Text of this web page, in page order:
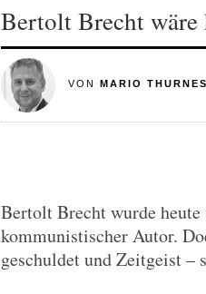
Bertolt Brecht
VON MARIO THURNES
Bertolt Brecht wurde
kommunistischer Autor.
geschuldet und Zeitgeist –